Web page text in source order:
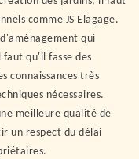
comme JS Elagage.
qui
qu'il fasse des
connaissances très
nécessaires.
meilleure qualité de
un respect du délai